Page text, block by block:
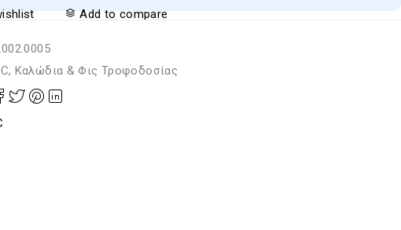
Add to compare
Καλώδια & Φις Τροφοδοσίας